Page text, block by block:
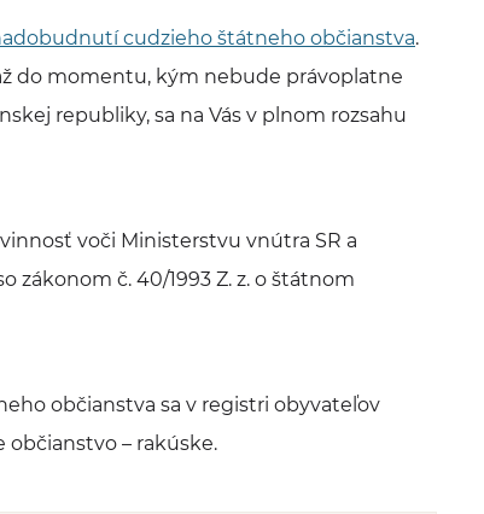
cudzieho štátneho občianstva.
do momentu, kým nebude právoplatne
republiky, sa na Vás v plnom rozsahu
voči Ministerstvu vnútra SR a
č. 40/1993 Z. z. o štátnom
občianstva sa v registri obyvateľov
občianstvo – rakúske.